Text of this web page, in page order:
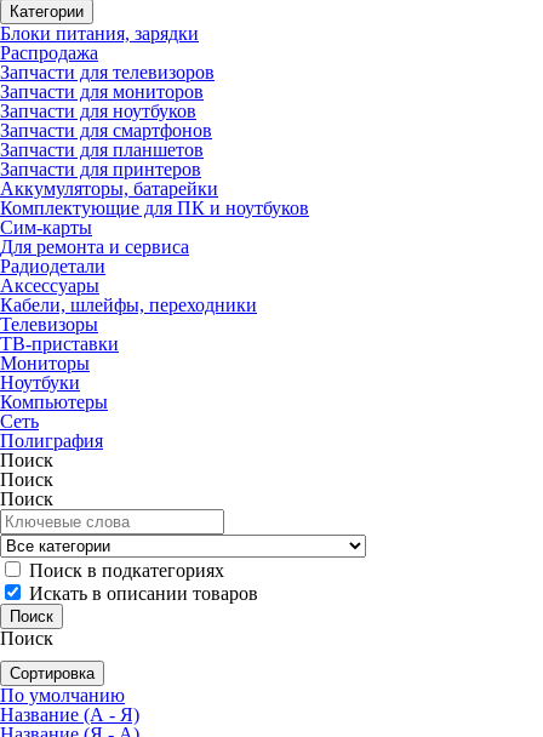
Категории
Блоки питания, зарядки
Распродажа
Запчасти для телевизоров
Запчасти для мониторов
Запчасти для ноутбуков
Запчасти для смартфонов
Запчасти для планшетов
Запчасти для принтеров
Аккумуляторы, батарейки
Комплектующие для ПК и ноутбуков
Сим-карты
Для ремонта и сервиса
Радиодетали
Аксессуары
Кабели, шлейфы, переходники
Телевизоры
ТВ-приставки
Мониторы
Ноутбуки
Компьютеры
Сеть
Полиграфия
Поиск
Поиск
Поиск
Поиск в подкатегориях
Искать в описании товаров
Поиск
Сортировка
По умолчанию
Название (А - Я)